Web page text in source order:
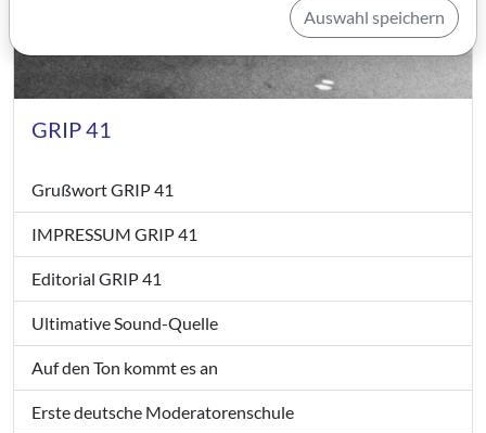
GRIP 41
Grußwort GRIP 41
IMPRESSUM GRIP 41
Editorial GRIP 41
Ultimative Sound-Quelle
Auf den Ton kommt es an
Erste deutsche Moderatorenschule
Auswahl speichern